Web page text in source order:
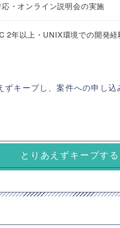
・オンライン説明会の実施
2年以上・UNIX環境での開発経
キープし、案件への申し込
とりあえずキープする